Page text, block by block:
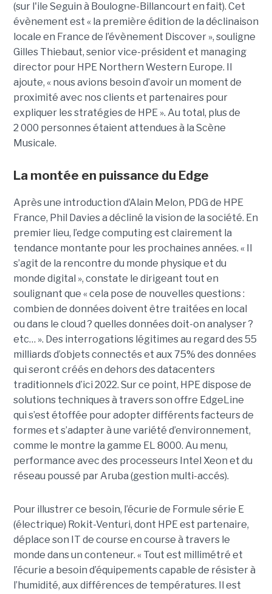
(sur l'ile Seguin à Boulogne-Billancourt en fait). Cet
évènement est « la première édition de la déclinaison
locale en France de l’évènement Discover », souligne
Gilles Thiebaut, senior vice-président et managing
director pour HPE Northern Western Europe. Il
ajoute, « nous avions besoin d’avoir un moment de
proximité avec nos clients et partenaires pour
expliquer les stratégies de HPE ». Au total, plus de
2 000 personnes étaient attendues à la Scène
Musicale.
La montée en puissance du Edge
Après une introduction d’Alain Melon, PDG de HPE
France, Phil Davies a décliné la vision de la société. En
premier lieu, l’edge computing est clairement la
tendance montante pour les prochaines années. « Il
s’agit de la rencontre du monde physique et du
monde digital », constate le dirigeant tout en
soulignant que « cela pose de nouvelles questions :
combien de données doivent être traitées en local
ou dans le cloud ? quelles données doit-on analyser ?
etc… ». Des interrogations légitimes au regard des 55
milliards d’objets connectés et aux 75% des données
qui seront créés en dehors des datacenters
traditionnels d’ici 2022. Sur ce point, HPE dispose de
solutions techniques à travers son offre EdgeLine
qui s’est étoffée pour adopter différents facteurs de
formes et s’adapter à une variété d’environnement,
comme le montre la gamme EL 8000. Au menu,
performance avec des processeurs Intel Xeon et du
réseau poussé par Aruba (gestion multi-accés).
Pour illustrer ce besoin, l’écurie de Formule série E
(électrique) Rokit-Venturi, dont HPE est partenaire,
déplace son IT de course en course à travers le
monde dans un conteneur. « Tout est millimétré et
l’écurie a besoin d’équipements capable de résister à
l’humidité, aux différences de températures. Il est